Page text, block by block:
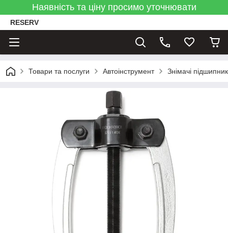
Наявність та ціну просимо уточнювати
RESERV
Товари та послуги Автоінструмент Знімачі